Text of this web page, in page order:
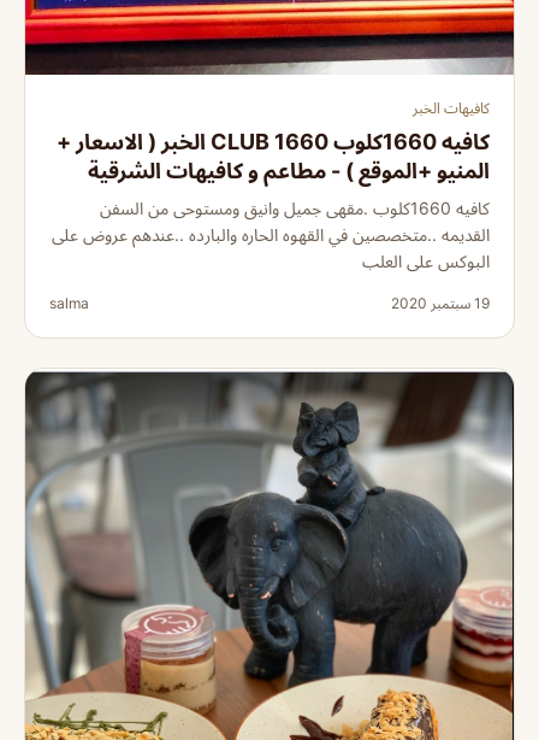
كافيهات الخبر
كافيه 1660كلوب 1660 CLUB الخبر ( الاسعار +
المنيو +الموقع ) - مطاعم و كافيهات الشرقية
كافيه 1660كلوب .مقهى جميل وانيق ومستوحى من السفن
القديمه ..متخصصين في القهوه الحاره والبارده ..عندهم عروض على
البوكس على العلب
19 سبتمبر 2020 salma